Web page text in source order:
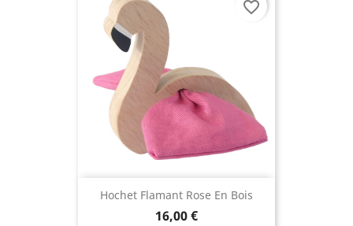
Hochet Flamant Rose En Bois
16,00 €
favorite_border